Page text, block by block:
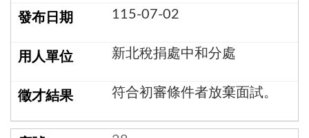
115-07-02
新北稅捐處中和分處
符合初審條件者放棄面試。